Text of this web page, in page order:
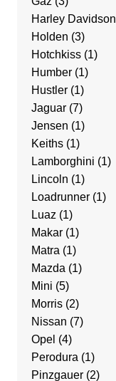
Harley Davidson
Holden (3)
Hotchkiss(1)
Humber(1)
Hustler(1)
Jaguar(7)
Jensen (1)
Keiths(1)
Lamborghini (1)
Lincoln (1)
Loadrunner(1)
Luaz (1)
Makar(1)
Matra (1)
Mazda (1)
Mini (5)
Morris(2)
Nissan (7)
Opel (4)
Perodura (1)
Pinzgauer(2)